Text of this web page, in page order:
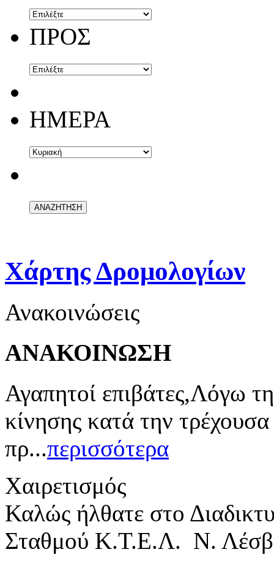
ΠΡΟΣ
ΗΜΕΡΑ
Χάρτης Δρομολογίων
Ανακοινώσεις
ΑΝΑΚΟΙΝΩΣΗ
Αγαπητοί επιβάτες,Λόγω
κίνησης κατά την
πρ...περισσότερα
Χαιρετισμός
Καλώς ήλθατε στο
Σταθμού Κ.Τ.Ε.Λ. Ν.